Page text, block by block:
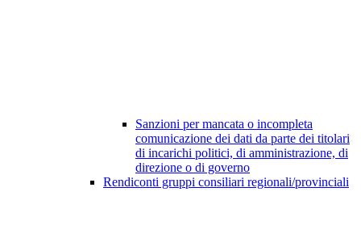
Sanzioni per mancata o incompleta
comunicazione dei dati da parte dei titolari
di incarichi politici, di amministrazione, di
direzione o di governo
Rendiconti gruppi consiliari regionali/provinciali